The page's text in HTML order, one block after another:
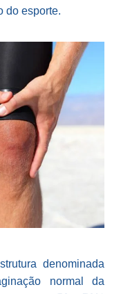
do esporte.
denominada
normal da